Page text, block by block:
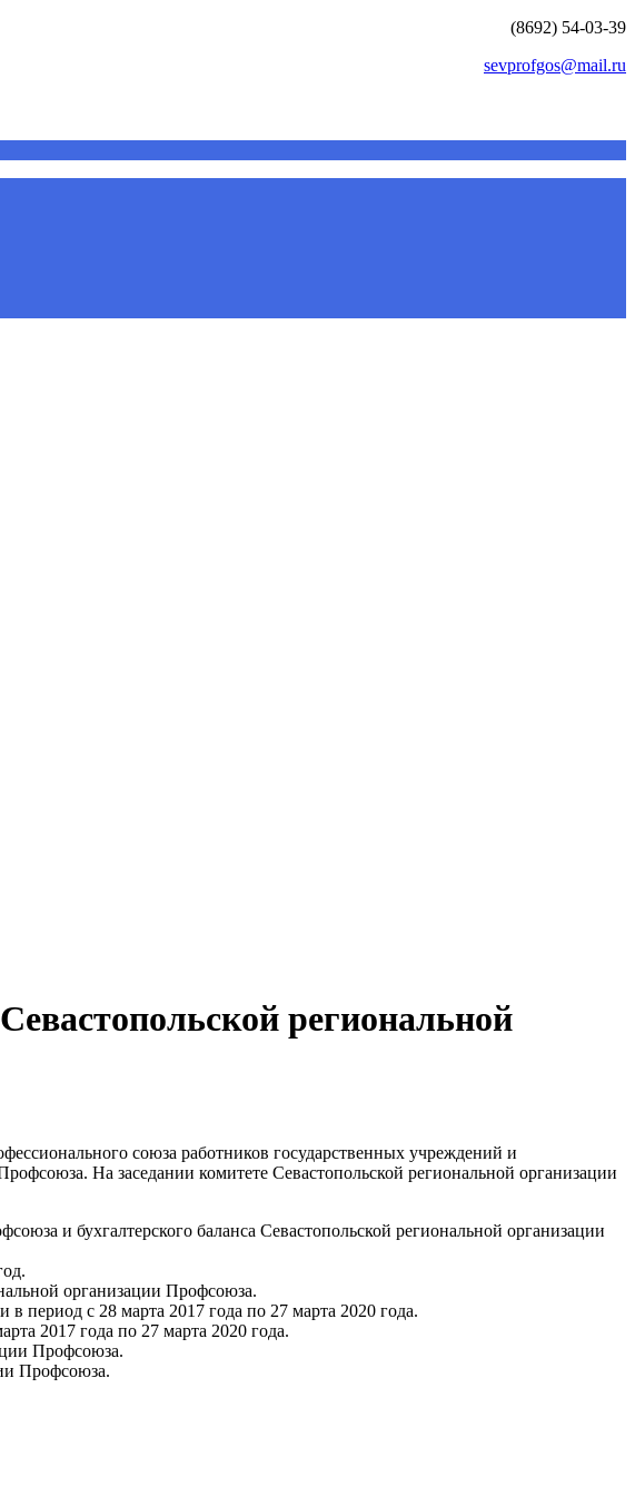
(8692) 54-03-39
sevprofgos@mail.ru
региональной
союза работников государственных учреждений и
На заседании комитете Севастопольской региональной организации
и бухгалтерского баланса Севастопольской региональной организации
организации Профсоюза.
в период с 28 марта 2017 года по 27 марта 2020 года.
2017 года по 27 марта 2020 года.
Профсоюза.
Профсоюза.